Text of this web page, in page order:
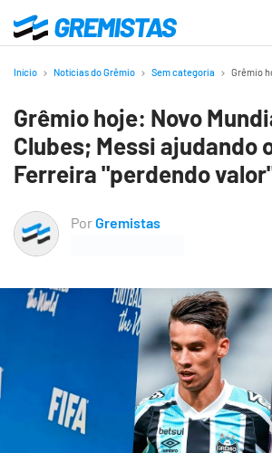
para
principal
Gremistas
Início Notícias do Grêmio Sem categoria Grêmio
Grêmio hoje: Novo
Clubes; Messi ajudando
Ferreira "perdendo
PorGremistas